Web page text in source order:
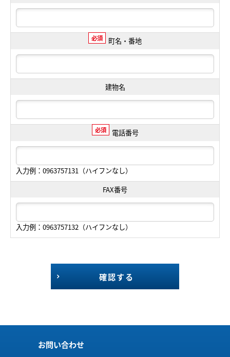
必須 町名・番地
建物名
必須 電話番号
入力例：0963757131（ハイフンなし）
FAX番号
入力例：0963757132（ハイフンなし）
確認する
お問い合わせ